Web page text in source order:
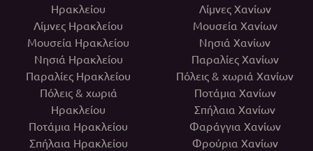
Ηρακλείου
Λίμνες Ηρακλείου
Μουσεία Ηρακλείου
Νησιά Ηρακλείου
Παραλίες Ηρακλείου
Πόλεις & χωριά
Ηρακλείου
Ποτάμια Ηρακλείου
Σπήλαια Ηρακλείου
Λίμνες Χανίων
Μουσεία Χανίων
Νησιά Χανίων
Παραλίες Χανίων
Πόλεις & χωριά Χανίων
Ποτάμια Χανίων
Σπήλαια Χανίων
Φαράγγια Χανίων
Φρούρια Χανίων